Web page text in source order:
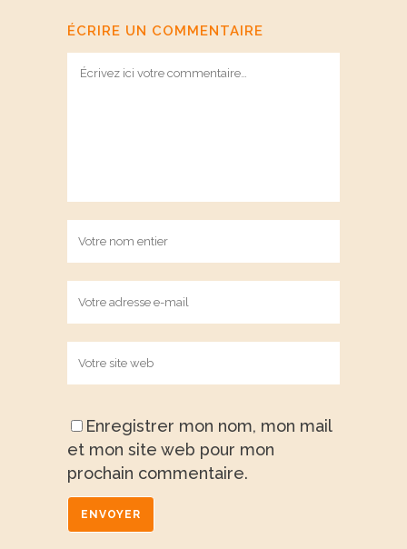
ÉCRIRE UN COMMENTAIRE
Enregistrer mon nom, mon mail
et mon site web pour mon
prochain commentaire.